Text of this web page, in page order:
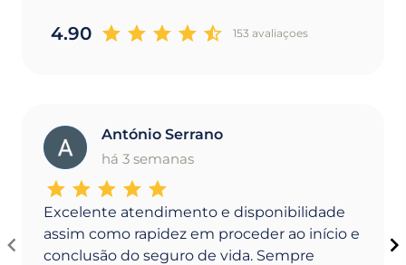
4.90 153 avaliaçoes
A
António Serrano
há 3 semanas
Excelente atendimento e disponibilidade
assim como rapidez em proceder ao início e
conclusão do seguro de vida. Sempre